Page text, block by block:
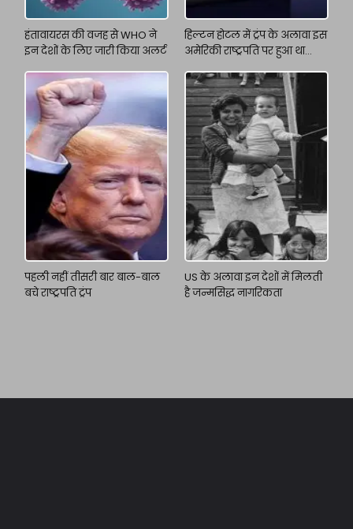
हंतावायरस की वजह से WHO ने
इन देशों के लिए जारी किया अलर्ट
हिल्टन होटल में ट्रंप के अलावा इस
अमेरिकी राष्ट्रपति पर हुआ था
पहली नहीं तीसरी बार बाल-बाल
बचे राष्ट्रपति ट्रंप
US के अलावा इन देशों में मिलती
है जन्मसिद्ध नागरिकता